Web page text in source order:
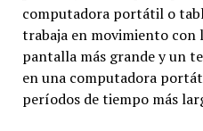
computadora portátil o
trabaja en movimiento con
pantalla más grande y un
en una computadora
períodos de tiempo más